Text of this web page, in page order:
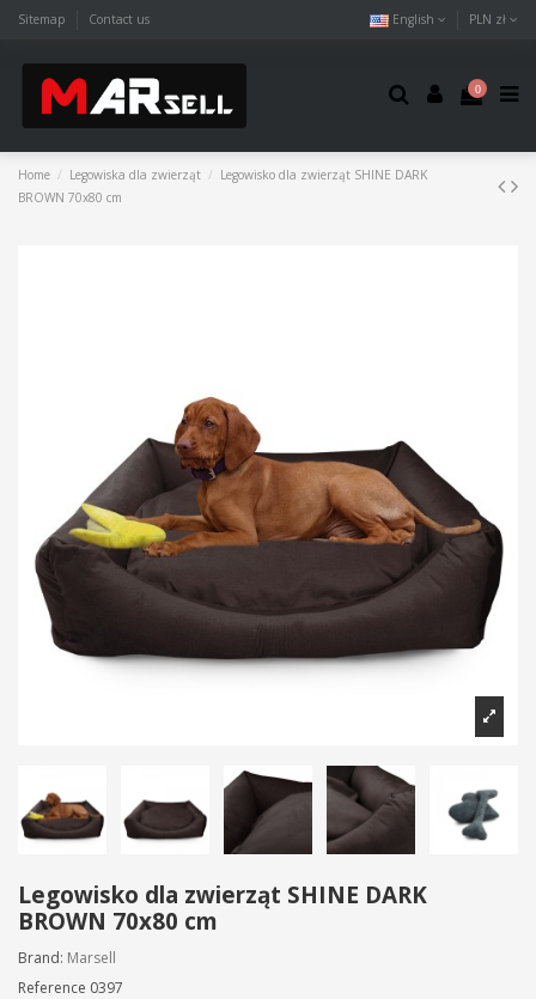
Sitemap Contact us English PLN zł
0
Home Legowiska dla zwierząt
Legowisko dla zwierząt SHINE DARK
BROWN 70x80 cm
Legowisko dla zwierząt SHINE DARK
BROWN 70x80 cm
Brand: Marsell
Reference 0397